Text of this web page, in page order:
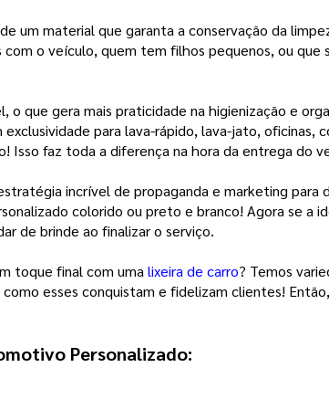
um material que garanta a conservação da
o veículo, quem tem filhos pequenos, ou que
que gera mais praticidade na higienização e
para lava-rápido, lava-jato, oficinas,
Isso faz toda a diferença na hora da entrega do
incrível de propaganda e marketing para
colorido ou preto e branco! Agora se a
de brinde ao finalizar o serviço.
toque final com uma lixeira de carro? Temos
esses conquistam e fidelizam clientes!
Personalizado: